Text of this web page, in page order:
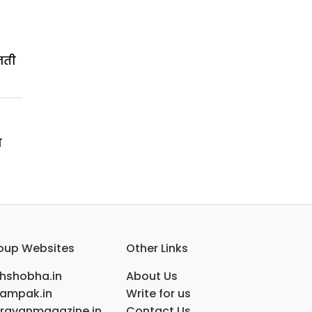
Websites
Other Links
About Us
Write for us